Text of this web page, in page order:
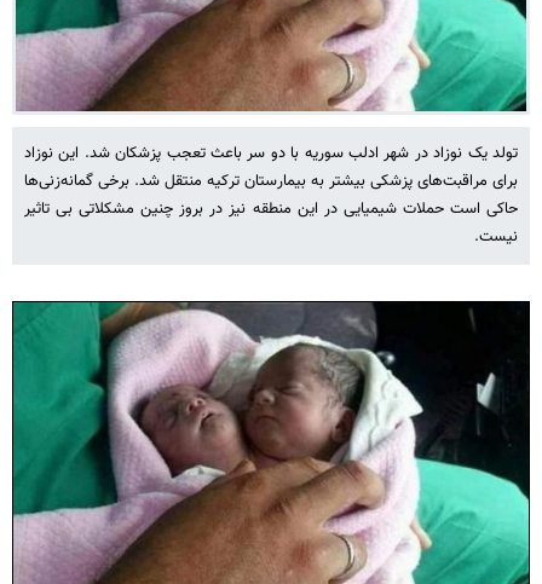
تولد یک نوزاد در شهر ادلب سوریه با دو سر باعث تعجب پزشکان شد. این نوزاد
برای مراقبت‌های پزشکی بیشتر به بیمارستان ترکیه منتقل شد. برخی گمانه‌زنی‌ها
حاکی است حملات شیمیایی در این منطقه نیز در بروز چنین مشکلاتی بی تاثیر
نیست.